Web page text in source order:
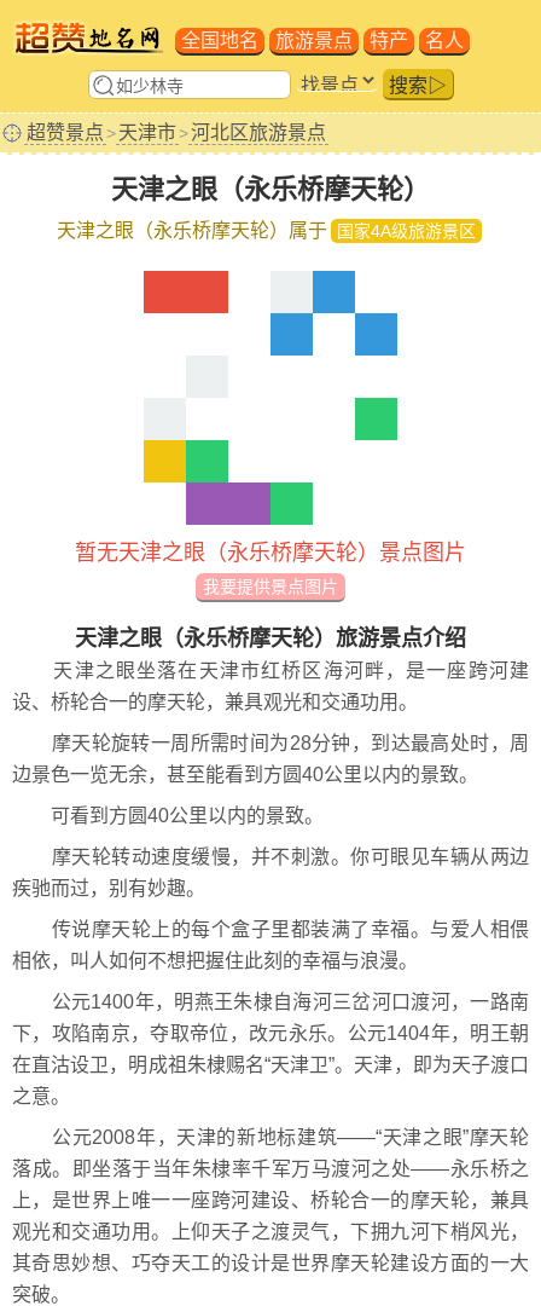
全国地名 旅游景点 特产 名人
搜索▷
超赞景点>天津市>河北区旅游景点
天津之眼（永乐桥摩天轮）
天津之眼（永乐桥摩天轮）属于 国家4A级旅游景区
暂无天津之眼（永乐桥摩天轮）景点图片
我要提供景点图片
天津之眼（永乐桥摩天轮）旅游景点介绍
天津之眼坐落在天津市红桥区海河畔，是一座跨河建
设、桥轮合一的摩天轮，兼具观光和交通功用。
摩天轮旋转一周所需时间为28分钟，到达最高处时，周
边景色一览无余，甚至能看到方圆40公里以内的景致。
可看到方圆40公里以内的景致。
摩天轮转动速度缓慢，并不刺激。你可眼见车辆从两边
疾驰而过，别有妙趣。
传说摩天轮上的每个盒子里都装满了幸福。与爱人相偎
相依，叫人如何不想把握住此刻的幸福与浪漫。
公元1400年，明燕王朱棣自海河三岔河口渡河，一路南
下，攻陷南京，夺取帝位，改元永乐。公元1404年，明王朝
在直沽设卫，明成祖朱棣赐名“天津卫”。天津，即为天子渡口
之意。
公元2008年，天津的新地标建筑——“天津之眼”摩天轮
落成。即坐落于当年朱棣率千军万马渡河之处——永乐桥之
上，是世界上唯一一座跨河建设、桥轮合一的摩天轮，兼具
观光和交通功用。上仰天子之渡灵气，下拥九河下梢风光，
其奇思妙想、巧夺天工的设计是世界摩天轮建设方面的一大
突破。